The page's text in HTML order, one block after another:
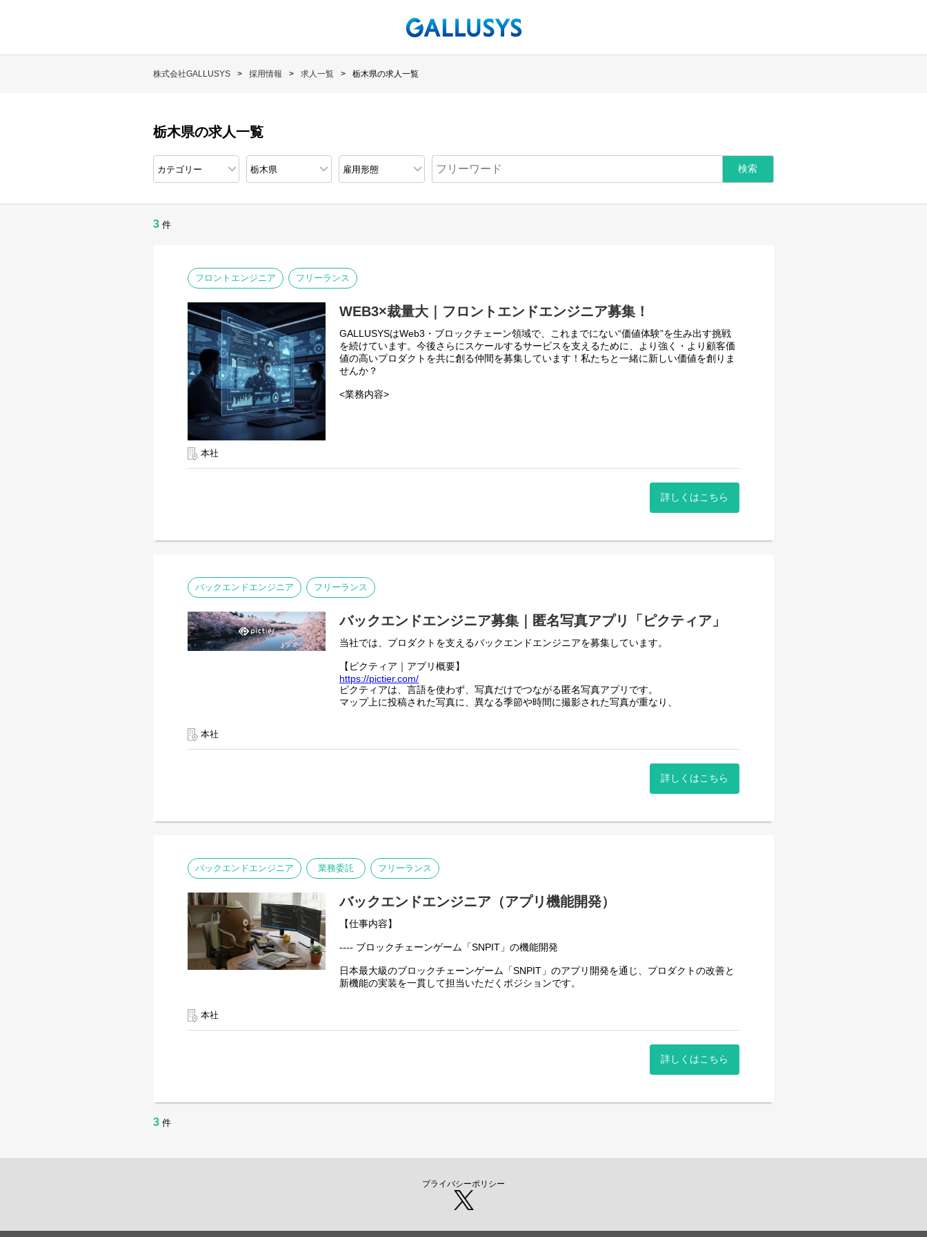
株式会社GALLUSYS 採用情報 求人一覧 栃木県の求人一覧
栃木県の求人一覧
3 件
フロントエンジニア フリーランス
WEB3×裁量大｜フロントエンドエンジニア募集！
GALLUSYSはWeb3・ブロックチェーン領域で、これまでにない“価値体験”を生み出す挑戦
を続けています。今後さらにスケールするサービスを支えるために、より強く・より顧客価
値の高いプロダクトを共に創る仲間を募集しています！私たちと一緒に新しい価値を創りま
せんか？
<業務内容>
・ユーザーが安心・安全に利用できる、直感的で効率的なUI/UXの設計・改善。
本社
詳しくはこちら
バックエンドエンジニア フリーランス
バックエンドエンジニア募集｜匿名写真アプリ「ピクティア」
当社では、プロダクトを支えるバックエンドエンジニアを募集しています。
【ピクティア｜アプリ概要】
https://pictier.com/
ピクティアは、言語を使わず、写真だけでつながる匿名写真アプリです。
マップ上に投稿された写真に、異なる季節や時間に撮影された写真が重なり、
言語や文化にとらわれず、誰でも直感的に楽しめるのが特徴です。
- パフォーマンス・セキュリティ・可用性の最適化
本社
詳しくはこちら
バックエンドエンジニア 業務委託 フリーランス
バックエンドエンジニア（アプリ機能開発）
【仕事内容】
---- ブロックチェーンゲーム「SNPIT」の機能開発
日本最大級のブロックチェーンゲーム「SNPIT」のアプリ開発を通じ、プロダクトの改善と
新機能の実装を一貫して担当いただくポジションです。
- 調査、集計に用いられるツール類の開発
本社
詳しくはこちら
3 件
プライバシーポリシー